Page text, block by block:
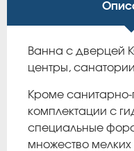
Ванна с дверцей
центры,
Кроме санитарно-
комплектации с
специальные
множество